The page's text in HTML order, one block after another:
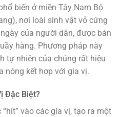
biến ở miền Tây Nam Bộ
nơi loài sinh vật vỏ cứng
của người dân, được bán
hàng. Phương pháp này
tự nhiên của chúng rất hiệu
nóng kết hợp với gia vị.
Đặc Biệt?
vào các gia vị, tạo ra một